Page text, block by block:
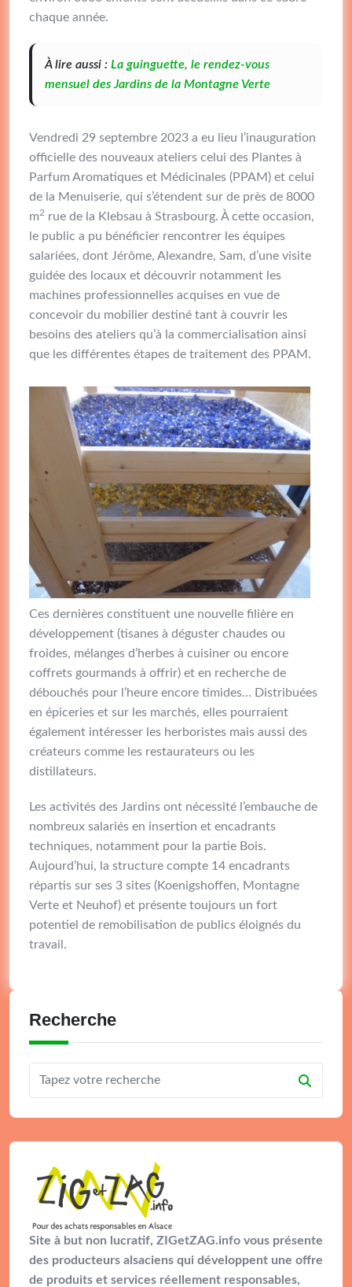
chaque année.
À lire aussi : La guinguette, le rendez-vous
mensuel des Jardins de la Montagne Verte
Vendredi 29 septembre 2023 a eu lieu l’inauguration
officielle des nouveaux ateliers celui des Plantes à
Parfum Aromatiques et Médicinales (PPAM) et celui
de la Menuiserie, qui s’étendent sur de près de 8000
m2 rue de la Klebsau à Strasbourg. À cette occasion,
le public a pu bénéficier rencontrer les équipes
salariées, dont Jérôme, Alexandre, Sam, d’une visite
guidée des locaux et découvrir notamment les
machines professionnelles acquises en vue de
concevoir du mobilier destiné tant à couvrir les
besoins des ateliers qu’à la commercialisation ainsi
que les différentes étapes de traitement des PPAM.
Ces dernières constituent une nouvelle filière en
développement (tisanes à déguster chaudes ou
froides, mélanges d’herbes à cuisiner ou encore
coffrets gourmands à offrir) et en recherche de
débouchés pour l’heure encore timides… Distribuées
en épiceries et sur les marchés, elles pourraient
également intéresser les herboristes mais aussi des
créateurs comme les restaurateurs ou les
distillateurs.
Les activités des Jardins ont nécessité l’embauche de
nombreux salariés en insertion et encadrants
techniques, notamment pour la partie Bois.
Aujourd’hui, la structure compte 14 encadrants
répartis sur ses 3 sites (Koenigshoffen, Montagne
Verte et Neuhof) et présente toujours un fort
potentiel de remobilisation de publics éloignés du
travail.
Recherche
Site à but non lucratif, ZIGetZAG.info vous présente
des producteurs alsaciens qui développent une offre
de produits et services réellement responsables,